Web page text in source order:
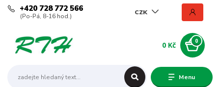
Menu
CZK
+420 728 772 566
(Po-Pá, 8-16 hod.)
0
0 Kč